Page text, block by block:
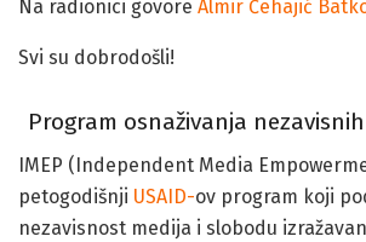
Na radionici govore Almir Čehajić
Svi su dobrodošli!
Program osnaživanja
IMEP (Independent Media
petogodišnji USAID-ov program koji
nezavisnost medija i slobodu